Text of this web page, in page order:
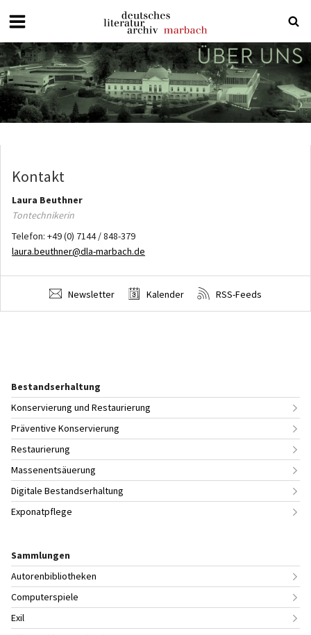
Deutsches
Literaturarchiv
Marbach
Kontakt
Laura Beuthner
Tontechnikerin
Telefon: +49 (0) 7144 / 848-379
laura.beuthner@dla-marbach.de
Newsletter Kalender RSS-Feeds
Bestandserhaltung
Konservierung und Restaurierung
Präventive Konservierung
Restaurierung
Massenentsäuerung
Digitale Bestandserhaltung
Exponatpflege
Sammlungen
Autorenbibliotheken
Computerspiele
Exil